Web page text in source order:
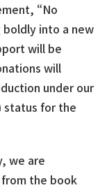
“No
into a new
will be
will
under our
status for the
we are
the book